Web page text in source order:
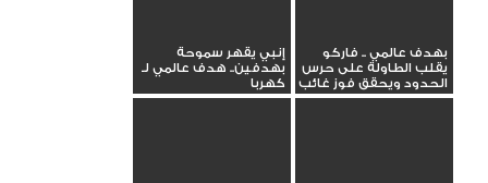
بهدف عالمي .. فاركو
يقلب الطاولة على حرس
الحدود ويحقق فوز غائب
من...
إنبي يقهر سموحة
بهدفين.. هدف عالمي لـ
كهربا